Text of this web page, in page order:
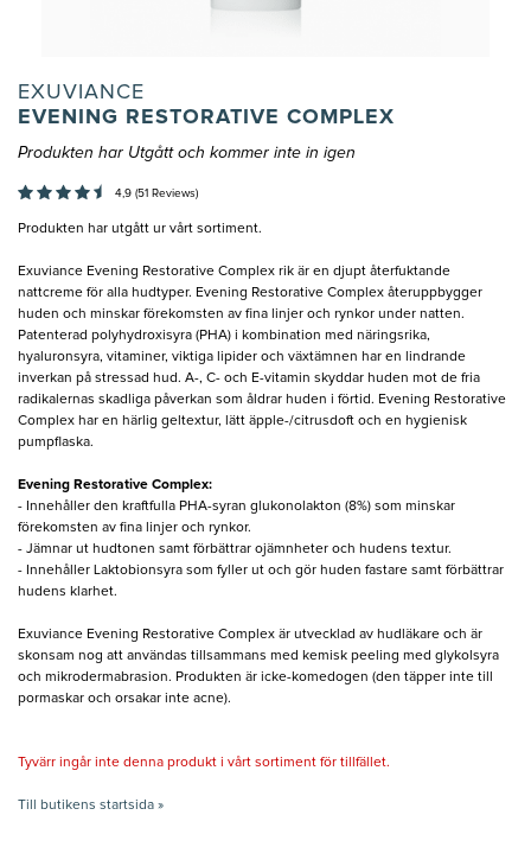
EXUVIANCE
EVENING RESTORATIVE COMPLEX
Produkten har Utgått och kommer inte in igen
4,9 (51 Reviews)
Produkten har utgått ur vårt sortiment.
Exuviance Evening Restorative Complex rik är en djupt återfuktande
nattcreme för alla hudtyper. Evening Restorative Complex återuppbygger
huden och minskar förekomsten av fina linjer och rynkor under natten.
Patenterad polyhydroxisyra (PHA) i kombination med näringsrika,
hyaluronsyra, vitaminer, viktiga lipider och växtämnen har en lindrande
inverkan på stressad hud. A-, C- och E-vitamin skyddar huden mot de fria
radikalernas skadliga påverkan som åldrar huden i förtid. Evening Restorative
Complex har en härlig geltextur, lätt äpple-/citrusdoft och en hygienisk
pumpflaska.
Evening Restorative Complex:
- Innehåller den kraftfulla PHA-syran glukonolakton (8%) som minskar
förekomsten av fina linjer och rynkor.
- Jämnar ut hudtonen samt förbättrar ojämnheter och hudens textur.
- Innehåller Laktobionsyra som fyller ut och gör huden fastare samt förbättrar
hudens klarhet.
Exuviance Evening Restorative Complex är utvecklad av hudläkare och är
skonsam nog att användas tillsammans med kemisk peeling med glykolsyra
och mikrodermabrasion. Produkten är icke-komedogen (den täpper inte till
pormaskar och orsakar inte acne).
Tyvärr ingår inte denna produkt i vårt sortiment för tillfället.
Till butikens startsida »